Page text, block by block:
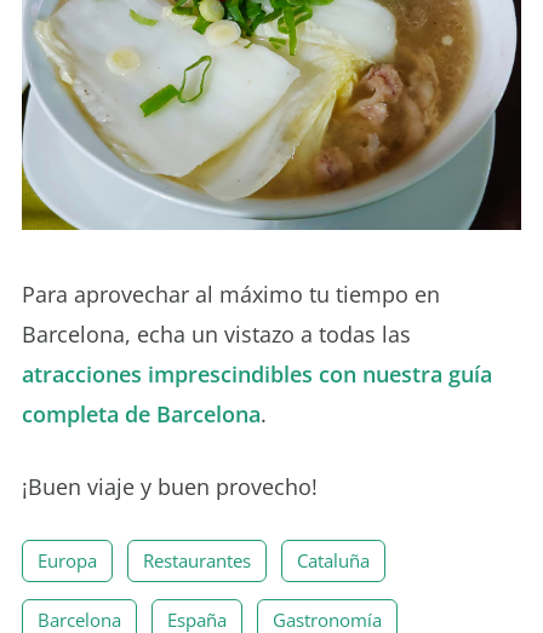
Para aprovechar al máximo tu tiempo en
Barcelona, echa un vistazo a todas las
atracciones imprescindibles con nuestra guía
completa de Barcelona.
¡Buen viaje y buen provecho!
Europa Restaurantes Cataluña
Barcelona España Gastronomía